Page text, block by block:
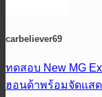
carbeliever69
ทดสอบ New MG
ฮอนด้าพร้อมจัดแสด